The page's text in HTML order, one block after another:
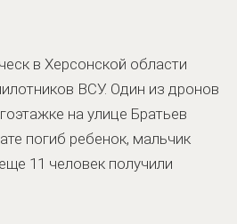
в Херсонской области
ВСУ. Один из дронов
на улице Братьев
погиб ребенок, мальчик
11 человек получили